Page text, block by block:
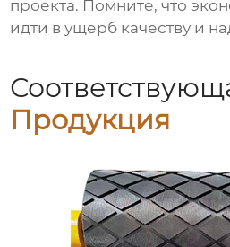
проекта. Помните, что
идти в ущерб качеству и
Продукция